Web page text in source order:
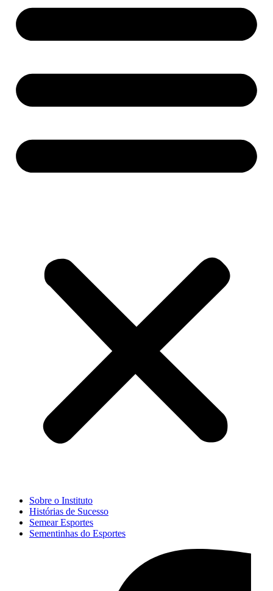
Sobre o Instituto
Histórias de Sucesso
Semear Esportes
Sementinhas do Esportes